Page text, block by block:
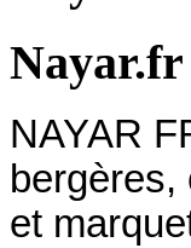
Nayar.fr
NAYAR
et